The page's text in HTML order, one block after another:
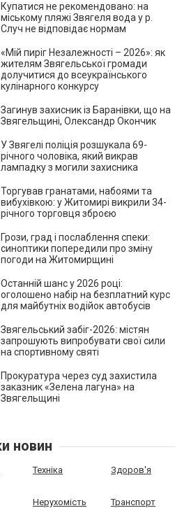
Купатися не рекомендовано: на
міському пляжі Звягеля вода у р.
Случ не відповідає нормам
«Мій пиріг Незалежності – 2026»: як
жителям Звягельської громади
долучитися до всеукраїнського
кулінарного конкурсу
Загинув захисник із Баранівки, що на
Звягельщині, Олександр Окончик
У Звягелі поліція розшукала 69-
річного чоловіка, який викрав
лампадку з могили захисника
Торгував гранатами, набоями та
вибухівкою: у Житомирі викрили 34-
річного торговця зброєю
Грози, град і послаблення спеки:
синоптики попередили про зміну
погоди на Житомирщині
Останній шанс у 2026 році:
оголошено набір на безплатний курс
для майбутніх водійок автобусів
Звягельський забіг-2026: містян
запрошують випробувати свої сили
на спортивному святі
Прокуратура через суд захистила
заказник «Зелена лагуна» на
Звягельщині
новин
Техніка Здоров'я
Нерухомість Транспорт